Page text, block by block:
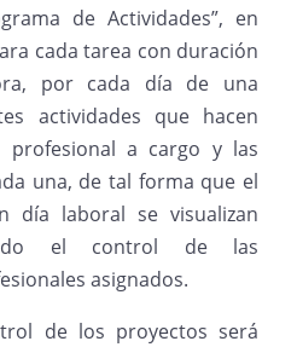
de Actividades”, en
cada tarea con duración
por cada día de una
actividades que hacen
a cargo y las
una, de tal forma que el
laboral se visualizan
el control de las
asignados.
de los proyectos será